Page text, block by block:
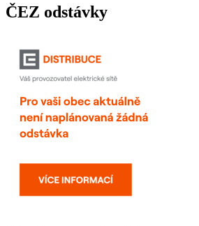
ČEZ odstávky